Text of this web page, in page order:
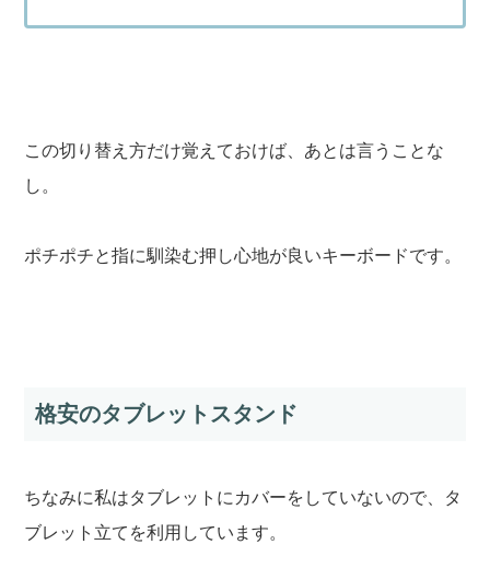
この切り替え方だけ覚えておけば、あとは言うことな
し。
ポチポチと指に馴染む押し心地が良いキーボードです。
格安のタブレットスタンド
ちなみに私はタブレットにカバーをしていないので、タ
ブレット立てを利用しています。